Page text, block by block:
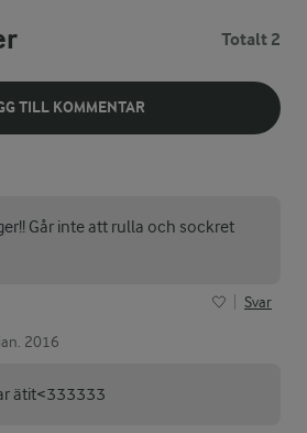
Totalt 2
TILL KOMMENTAR
Går inte att rulla och sockret
Svar
2016
ätit<333333